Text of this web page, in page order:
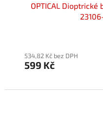
OPTICAL
534,82 Kč bez DPH
599 Kč